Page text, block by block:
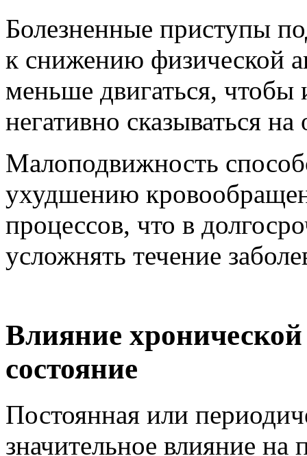
Болезненные приступы
к снижению физической
меньше двигаться, чтобы
негативно сказываться
Малоподвижность
ухудшению
процессов, что в
усложнять течение
Влияние
состояние
Постоянная или
значительное влияние на